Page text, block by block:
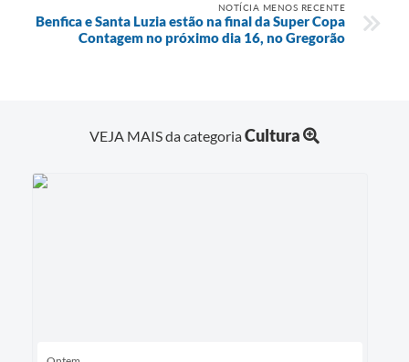
NOTÍCIA MENOS RECENTE
Benfica e Santa Luzia estão na final da Super Copa
Contagem no próximo dia 16, no Gregorão
VEJA MAIS da categoriaCultura